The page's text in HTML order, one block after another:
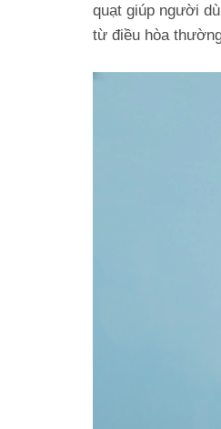
quạt giúp người
từ điều hòa